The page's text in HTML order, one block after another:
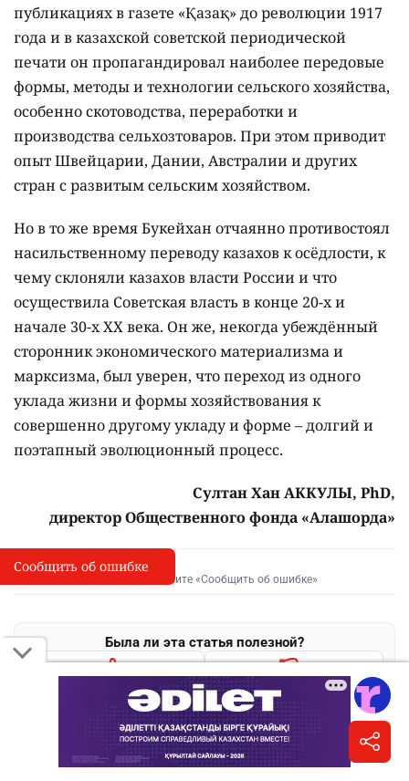
публикациях в газете «Қазақ» до революции 1917
года и в казахской советской периодической
печати он пропагандировал наиболее передовые
формы, методы и технологии сельского хозяйства,
особенно скотоводства, переработки и
производства сельхозтоваров. При этом приводит
опыт Швейцарии, Дании, Австралии и других
стран с развитым сельским хозяйством.
Но в то же время Букейхан отчаянно противостоял
насильственному переводу казахов к осёдлости, к
чему склоняли казахов власти России и что
осуществила Советская власть в конце 20-х и
начале 30-х ХХ века. Он же, некогда убеждённый
сторонник экономического материализма и
марксизма, был уверен, что переход из одного
уклада жизни и формы хозяйствования к
совершенно другому укладу и форме – долгий и
поэтапный эволюционный процесс.
Султан Хан АККУЛЫ, PhD,
директор Общественного фонда «Алашорда»
I
Сообщить об опечатке
Выделите фрагмент и нажмите «Сообщить об ошибке»
Была ли эта статья полезной?
Сообщить об ошибке